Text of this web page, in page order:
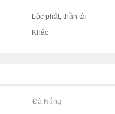
Lộc phát, thần tài
Khác
Rao vặt tại Đà Nẵng